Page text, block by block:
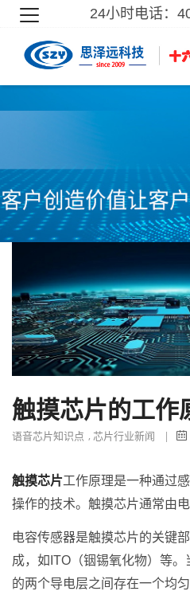
24小时电话：
触摸芯片的工作
语音芯片知识点 , 芯片行业新闻 |
触摸芯片工作原理是一种通过
操作的技术。触摸芯片通常由
电容传感器是触摸芯片的关键
成，如ITO（铟锡氧化物）等
的两个导电层之间存在一个均